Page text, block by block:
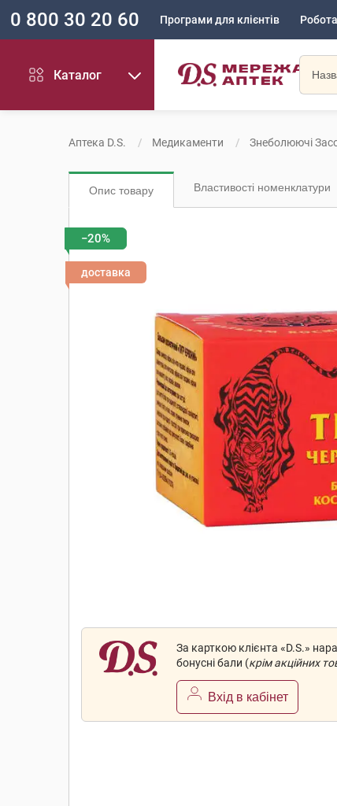
0 800 30 20 60 Програми для клієнтів
Каталог
Аптека D.S. Медикаменти Знеболюючі
Опис товару Властивості номенклатури
−20%
доставка
За карткою клієнта «D.S.»
бонусні бали (крім акційних
Вхід в кабінет